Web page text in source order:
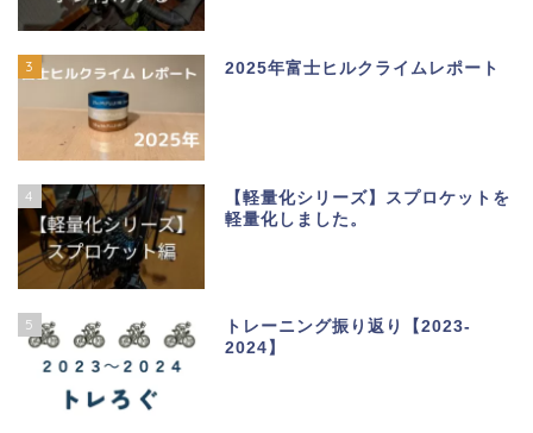
3 2025年富士ヒルクライムレポート
4
【軽量化シリーズ】スプロケットを
軽量化しました。
5
トレーニング振り返り【2023-
2024】